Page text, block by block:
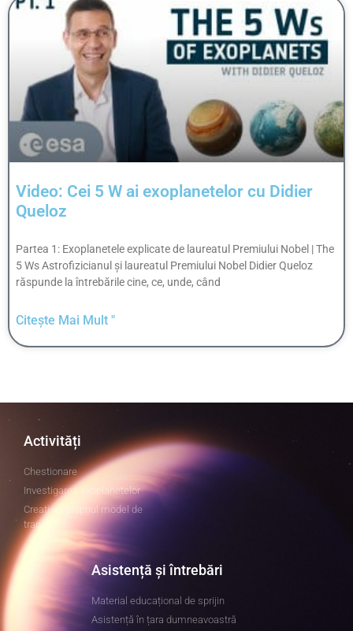
Video: Cei 5 W ai exoplanetelor cu Didier
Queloz
Partea 1: Exoplanetele explicate de laureatul Premiului Nobel | The
5 Ws Astrofizicianul și laureatul Premiului Nobel Didier Queloz
răspunde la întrebările cine, ce, unde, când
Citește Mai Mult "
Activități
Chestionare
Investigarea exoplanetelor
Creați-vă propriul model de
tranzit
Asistență și întrebări
Material educațional de sprijin
Asistență în țara dumneavoastră